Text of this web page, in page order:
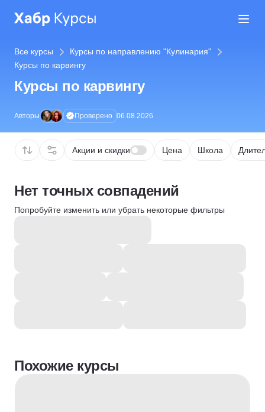
Все курсы
Курсы по направлению "Кулинария"
Курсы по карвингу
Курсы по карвингу
Авторы Проверено 06.08.2026
Акции и скидки Цена Школа
Нет точных совпадений
Попробуйте изменить или убрать некоторые фильтры
Похожие курсы